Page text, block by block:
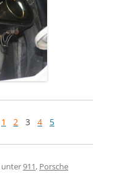
1 2 3 4 5
unter911, Porsche